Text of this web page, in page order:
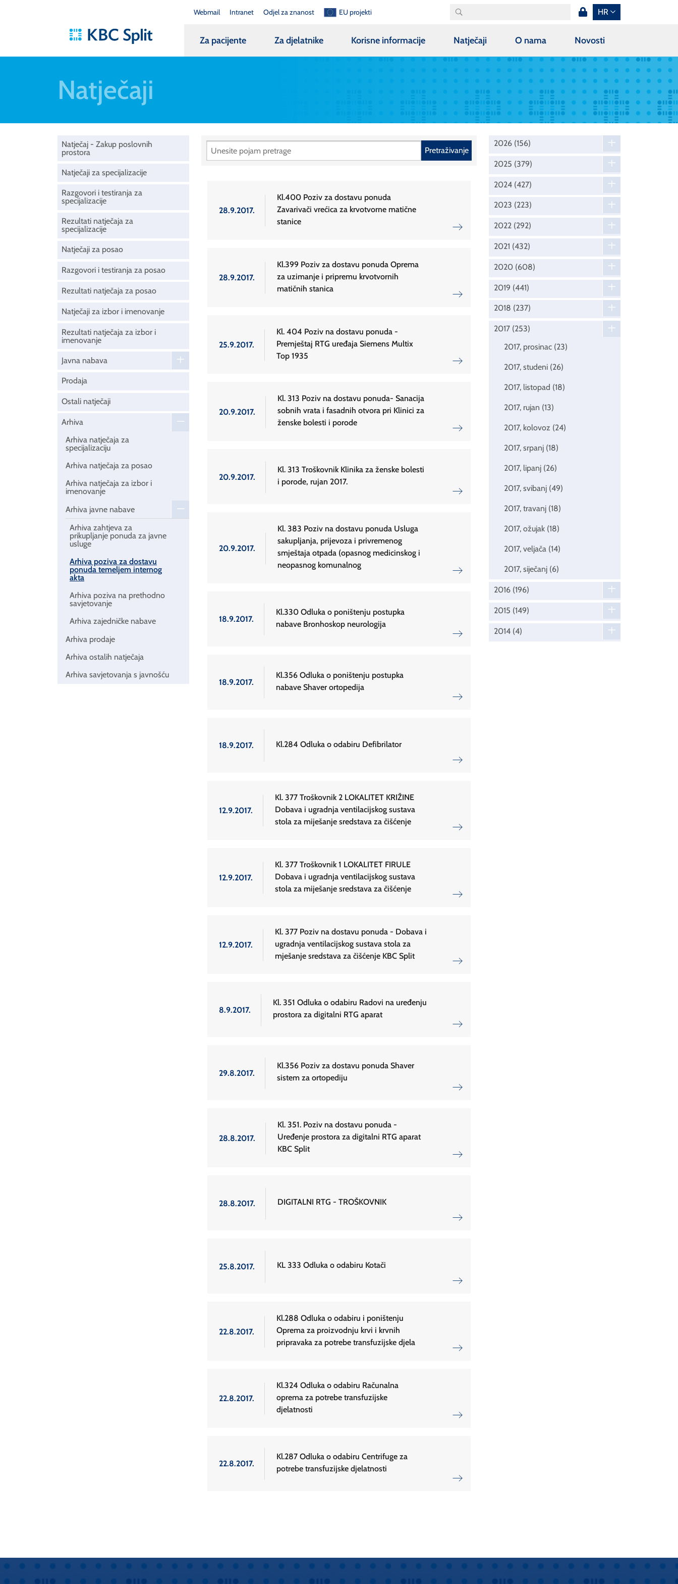
Webmail Intranet Odjel za znanost EU projekti HR
Za pacijente Za djelatnike Korisne informacije Natječaji O nama Novosti
Natječaji
Natječaj - Zakup poslovnih
prostora
Natječaji za specijalizacije
Razgovori i testiranja za
specijalizacije
Rezultati natječaja za
specijalizacije
Natječaji za posao
Razgovori i testiranja za posao
Rezultati natječaja za posao
Natječaji za izbor i imenovanje
Rezultati natječaja za izbor i
imenovanje
Javna nabava
Prodaja
Ostali natječaji
Arhiva
Arhiva natječaja za
specijalizaciju
Arhiva natječaja za posao
Arhiva natječaja za izbor i
imenovanje
Arhiva javne nabave
Arhiva zahtjeva za
prikupljanje ponuda za javne
usluge
Arhiva poziva za dostavu
ponuda temeljem internog
akta
Arhiva poziva na prethodno
savjetovanje
Arhiva zajedničke nabave
Arhiva prodaje
Arhiva ostalih natječaja
Arhiva savjetovanja s javnošću
Pretraživanje
28.9.2017.
Kl.400 Poziv za dostavu ponuda
Zavarivači vrećica za krvotvorne matične
stanice
28.9.2017.
Kl.399 Poziv za dostavu ponuda Oprema
za uzimanje i pripremu krvotvornih
matičnih stanica
25.9.2017.
Kl. 404 Poziv na dostavu ponuda -
Premještaj RTG uređaja Siemens Multix
Top 1935
20.9.2017.
Kl. 313 Poziv na dostavu ponuda- Sanacija
sobnih vrata i fasadnih otvora pri Klinici za
ženske bolesti i porode
20.9.2017.
Kl. 313 Troškovnik Klinika za ženske bolesti
i porode, rujan 2017.
20.9.2017.
Kl. 383 Poziv na dostavu ponuda Usluga
sakupljanja, prijevoza i privremenog
smještaja otpada (opasnog medicinskog i
neopasnog komunalnog
18.9.2017.
Kl.330 Odluka o poništenju postupka
nabave Bronhoskop neurologija
18.9.2017.
Kl.356 Odluka o poništenju postupka
nabave Shaver ortopedija
18.9.2017. Kl.284 Odluka o odabiru Defibrilator
12.9.2017.
Kl. 377 Troškovnik 2 LOKALITET KRIŽINE
Dobava i ugradnja ventilacijskog sustava
stola za miješanje sredstava za čišćenje
12.9.2017.
Kl. 377 Troškovnik 1 LOKALITET FIRULE
Dobava i ugradnja ventilacijskog sustava
stola za miješanje sredstava za čišćenje
12.9.2017.
Kl. 377 Poziv na dostavu ponuda - Dobava i
ugradnja ventilacijskog sustava stola za
mješanje sredstava za čišćenje KBC Split
8.9.2017.
Kl. 351 Odluka o odabiru Radovi na uređenju
prostora za digitalni RTG aparat
29.8.2017.
Kl.356 Poziv za dostavu ponuda Shaver
sistem za ortopediju
28.8.2017.
Kl. 351. Poziv na dostavu ponuda -
Uređenje prostora za digitalni RTG aparat
KBC Split
28.8.2017. DIGITALNI RTG - TROŠKOVNIK
25.8.2017. KL 333 Odluka o odabiru Kotači
22.8.2017.
Kl.288 Odluka o odabiru i poništenju
Oprema za proizvodnju krvi i krvnih
pripravaka za potrebe transfuzijske djela
22.8.2017.
Kl.324 Odluka o odabiru Računalna
oprema za potrebe transfuzijske
djelatnosti
22.8.2017.
Kl.287 Odluka o odabiru Centrifuge za
potrebe transfuzijske djelatnosti
2026 (156)
2025 (379)
2024 (427)
2023 (223)
2022 (292)
2021 (432)
2020 (608)
2019 (441)
2018 (237)
2017 (253)
2017, prosinac (23)
2017, studeni (26)
2017, listopad (18)
2017, rujan (13)
2017, kolovoz (24)
2017, srpanj (18)
2017, lipanj (26)
2017, svibanj (49)
2017, travanj (18)
2017, ožujak (18)
2017, veljača (14)
2017, siječanj (6)
2016 (196)
2015 (149)
2014 (4)